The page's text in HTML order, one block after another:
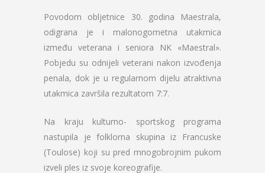
Povodom obljetnice 30. godina Maestrala,
odigrana je i malonogometna utakmica
između veterana i seniora NK «Maestral».
Pobjedu su odnijeli veterani nakon izvođenja
penala, dok je u regularnom dijelu atraktivna
utakmica završila rezultatom 7:7.
Na kraju kulturno- sportskog programa
nastupila je folklorna skupina iz Francuske
(Toulose) koji su pred mnogobrojnim pukom
izveli ples iz svoje koreografije.